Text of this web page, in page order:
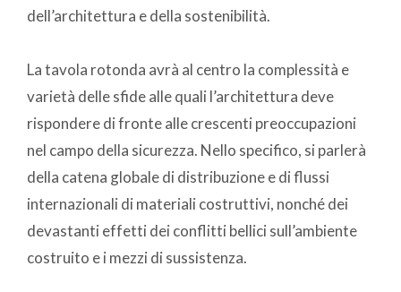
dell’architettura e della sostenibilità.
La tavola rotonda avrà al centro la complessità e
varietà delle sfide alle quali l’architettura deve
rispondere di fronte alle crescenti preoccupazioni
nel campo della sicurezza. Nello specifico, si parlerà
della catena globale di distribuzione e di flussi
internazionali di materiali costruttivi, nonché dei
devastanti effetti dei conflitti bellici sull’ambiente
costruito e i mezzi di sussistenza.